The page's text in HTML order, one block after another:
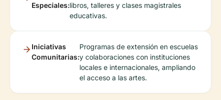
Especiales:libros, talleres y clases magistrales
educativas.
Iniciativas
Comunitarias:
Programas de extensión en escuelas
y colaboraciones con instituciones
locales e internacionales, ampliando
el acceso a las artes.